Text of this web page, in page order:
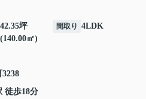
42.35坪
(140.00㎡)
間取り 4LDK
3238
徒歩18分